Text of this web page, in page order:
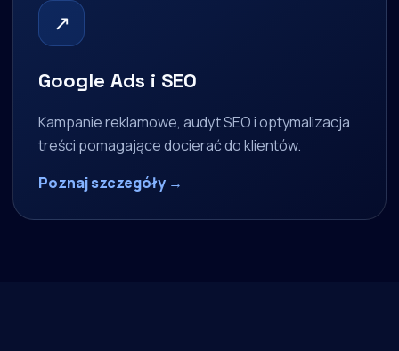
↗
Google Ads i SEO
Kampanie reklamowe, audyt SEO i optymalizacja
treści pomagające docierać do klientów.
Poznaj szczegóły →